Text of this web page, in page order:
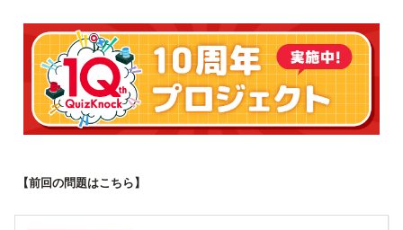
【前回の問題はこちら】